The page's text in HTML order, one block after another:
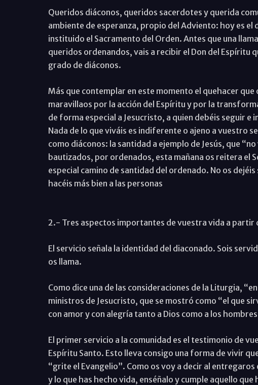
Queridos diáconos, queridos sacerdotes y querida
ambiente de esperanza, propio del Adviento: hoy es el
instituido el Sacramento del Orden. Antes que una
queridos ordenandos, vais a recibir el Don del Espíritu
grado de diáconos.
Más que contemplar en este momento el quehacer
maravillaos por la acción del Espíritu y por la
de forma especial a Jesucristo, a quien debéis seguir
Nada de lo que viváis es indiferente o ajeno a vuestro
como diáconos: la santidad a ejemplo de Jesús, que
bautizados, por ordenados, esta mañana os reitera el
especial camino de santidad del ordenado. No os
hacéis más bien a las personas
2.- Tres aspectos importantes de vuestra vida a partir
El servicio señala la identidad del diaconado. Sois
os llama.
Como dice una de las consideraciones de la Liturgia,
ministros de Jesucristo, que se mostró como “el que
con amor y con alegría tanto a Dios como a los
El primer servicio a la comunidad es el testimonio de
Espíritu Santo. Esto lleva consigo una forma de vivir
“grite el Evangelio”. Como os voy a decir al
y lo que has hecho vida, enséñalo y cumple aquello que